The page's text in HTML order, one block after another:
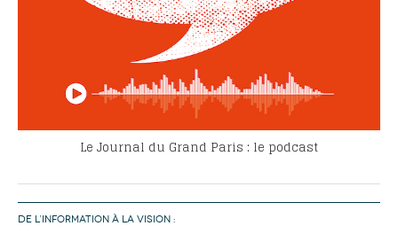
Le Journal du Grand Paris : le podcast
DE L’INFORMATION À LA VISION :